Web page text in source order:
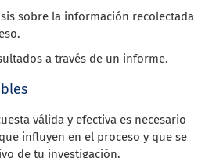
sobre la información recolectada
a través de un informe.
válida y efectiva es necesario
influyen en el proceso y que se
de tu investigación.